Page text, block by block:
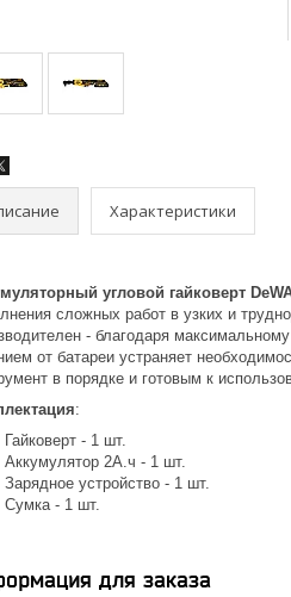
Характеристики
угловой гайковерт
сложных работ в узких и
- благодаря
от батареи устраняет
в порядке и готовым к
:
Гайковерт - 1 шт.
Аккумулятор 2А.ч - 1 шт.
Зарядное устройство - 1 шт.
Сумка - 1 шт.
для заказа